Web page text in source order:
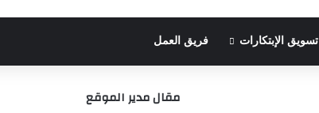
تسويق الإبتكارات فريق العمل
مقال مدير الموقع